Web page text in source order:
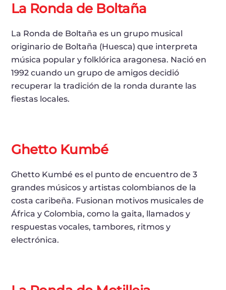
La Ronda de Boltaña
La Ronda de Boltaña es un grupo musical
originario de Boltaña (Huesca) que interpreta
música popular y folklórica aragonesa. Nació en
1992 cuando un grupo de amigos decidió
recuperar la tradición de la ronda durante las
fiestas locales.
Ghetto Kumbé
Ghetto Kumbé es el punto de encuentro de 3
grandes músicos y artistas colombianos de la
costa caribeña. Fusionan motivos musicales de
África y Colombia, como la gaita, llamados y
respuestas vocales, tambores, ritmos y
electrónica.